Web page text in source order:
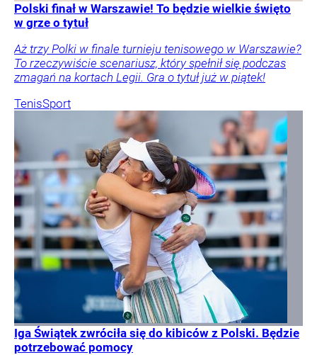
Polski finał w Warszawie! To będzie wielkie święto
w grze o tytuł
Aż trzy Polki w finale turnieju tenisowego w Warszawie?
To rzeczywiście scenariusz, który spełnił się podczas
zmagań na kortach Legii. Gra o tytuł już w piątek!
TenisSport
Iga Świątek zwróciła się do kibiców z Polski. Będzie
potrzebować pomocy